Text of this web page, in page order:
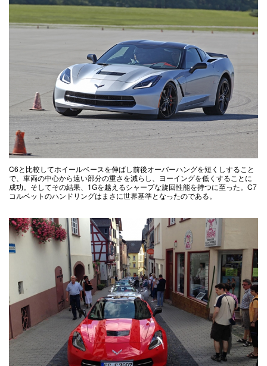
C6と比較してホイールベースを伸ばし前後オーバーハングを短くしすること
で、車両の中心から遠い部分の重さを減らし、ヨーイングを低くすることに
成功。そしてその結果、1Gを越えるシャープな旋回性能を持つに至った。C7
コルベットのハンドリングはまさに世界基準となったのである。